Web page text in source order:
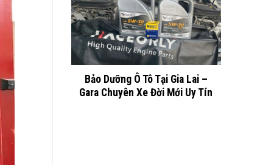
Bảo Dưỡng Ô Tô Tại Gia Lai –
Gara Chuyên Xe Đời Mới Uy Tín